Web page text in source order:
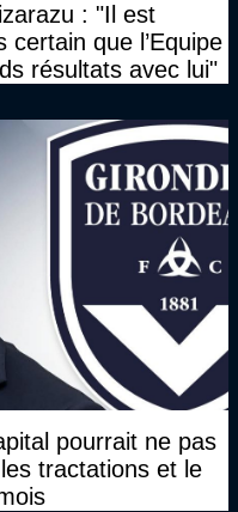
: "Il est
que l’Equipe
résultats avec lui"
pourrait ne pas
tractations et le